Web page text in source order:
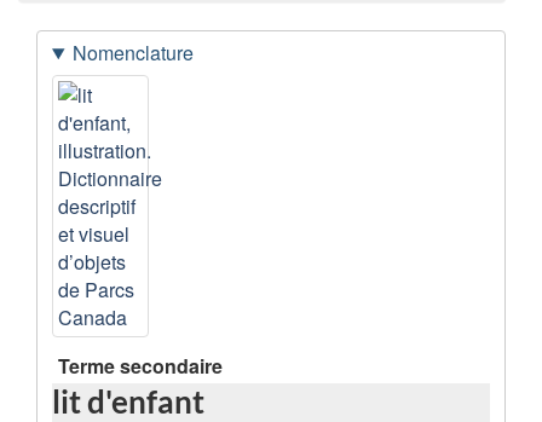
Nomenclature
D
o
n
n
é
e
s
d
e
I
m
a
g
e
s
d
e
l
Terme secondaire
lit d'enfant